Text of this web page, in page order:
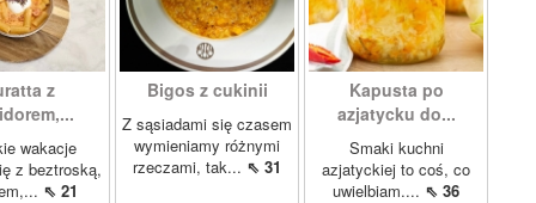
z
wakacje
z beztroską,
⇖ 21
Bigos z cukinii
Z sąsiadami się czasem
wymieniamy różnymi
rzeczami, tak... ⇖ 31
Kapusta po
azjatycku do...
Smaki kuchni
azjatyckiej to coś, co
uwielbiam.... ⇖ 36